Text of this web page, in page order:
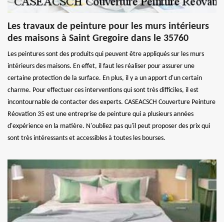
Les travaux de peinture pour les murs intérieurs
des maisons à Saint Gregoire dans le 35760
Les peintures sont des produits qui peuvent être appliqués sur les murs
intérieurs des maisons. En effet, il faut les réaliser pour assurer une
certaine protection de la surface. En plus, il y a un apport d'un certain
charme. Pour effectuer ces interventions qui sont très difficiles, il est
incontournable de contacter des experts. CASEACSCH Couverture Peinture
Réovation 35 est une entreprise de peinture qui a plusieurs années
d'expérience en la matière. N'oubliez pas qu'il peut proposer des prix qui
sont très intéressants et accessibles à toutes les bourses.